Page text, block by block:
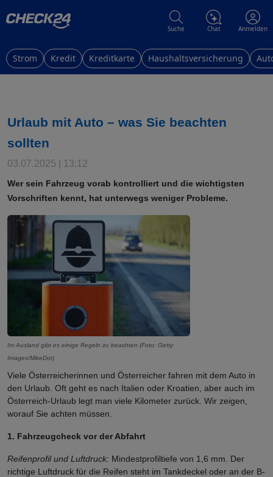
Suche Chat Anmelden
Strom Kredit Kreditkarte Haushaltsversicherung
Urlaub mit Auto – was Sie beachten
sollten
03.07.2025 | 13:12
Wer sein Fahrzeug vorab kontrolliert und die wichtigsten
Vorschriften kennt, hat unterwegs weniger Probleme.
Im Ausland gibt es einige Regeln zu beachten (Foto: Getty
Images/MikeDot)
Viele Österreicherinnen und Österreicher fahren mit dem Auto in
den Urlaub. Oft geht es nach Italien oder Kroatien, aber auch im
Österreich-Urlaub legt man viele Kilometer zurück. Wir zeigen,
worauf Sie achten müssen.
1. Fahrzeugcheck vor der Abfahrt
Reifenprofil und Luftdruck: Mindestprofiltiefe von 1,6 mm. Der
richtige Luftdruck für die Reifen steht im Tankdeckel oder an der B-